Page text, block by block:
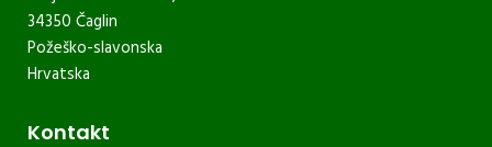
34350 Čaglin
Požeško-slavonska
Hrvatska
Kontakt